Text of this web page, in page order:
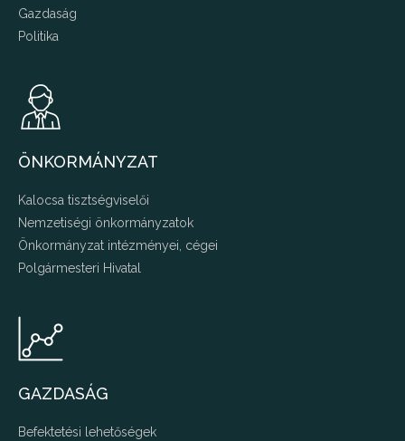
Gazdaság
Politika
ÖNKORMÁNYZAT
Kalocsa tisztségviselői
Nemzetiségi önkormányzatok
Önkormányzat intézményei, cégei
Polgármesteri Hivatal
GAZDASÁG
Befektetési lehetőségek